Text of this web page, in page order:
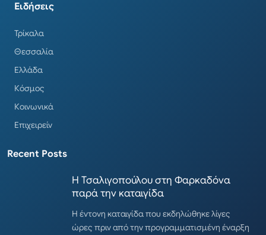
Ειδήσεις
Τρίκαλα
Θεσσαλία
Ελλάδα
Κόσμος
Κοινωνικά
Επιχειρείν
Recent Posts
Η Τσαλιγοπούλου στη Φαρκαδόνα
παρά την καταιγίδα
Η έντονη καταιγίδα που εκδηλώθηκε λίγες
ώρες πριν από την προγραμματισμένη έναρξη